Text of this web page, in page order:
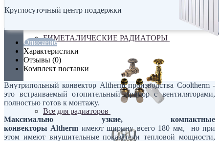
БИМЕТАЛИЧЕСКИЕ РАДИАТОРЫ
Все для радиаторов
Круглосуточный центр поддержки
Описание
Характеристики
Отзывы (0)
Комплект поставки
Внутрипольный конвектор Altherm производства Cooltherm -
это встраиваемый отопительный прибор с вентиляторами,
полностью готов к монтажу.
Максимально узкие, компактные
конвекторы Altherm имеют ширину всего 180 мм, но при
этом имеют внушительные показатели тепловой мощности,